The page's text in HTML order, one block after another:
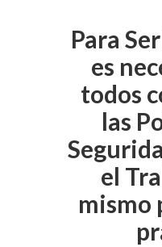
Para
es
todos
las
el
mismo